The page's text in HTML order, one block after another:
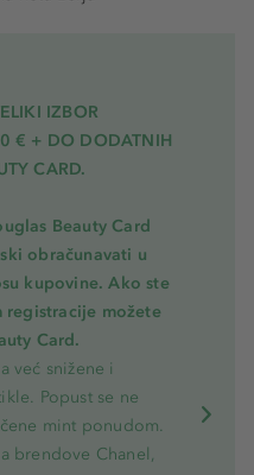
IZBOR
€ + DO DODATNIH
CARD.
Beauty Card
obračunavati u
kupovine. Ako ste
možete
Card.
već snižene i
Popust se ne
mint ponudom.
brendove Chanel,